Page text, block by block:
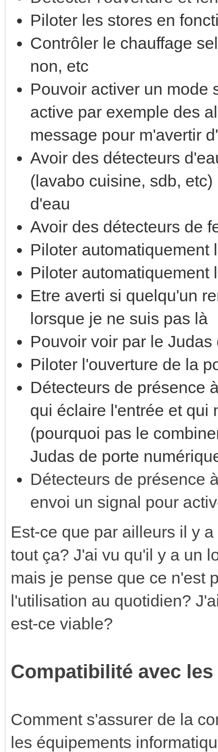
Piloter les stores en
Contrôler le chauffage
non, etc
Pouvoir activer un mode
active par exemple des
message pour m'avertir
Avoir des détecteurs
(lavabo cuisine, sdb,
d'eau
Avoir des détecteurs de
Piloter automatiquement
Piloter automatiquement
Etre averti si quelqu'un
lorsque je ne suis pas là
Pouvoir voir par le
Piloter l'ouverture de la
Détecteurs de présence
qui éclaire l'entrée et qui
(pourquoi pas le
Judas de porte
Détecteurs de présence
envoi un signal pour
Est-ce que par ailleurs il y
tout ça? J'ai vu qu'il y a un
mais je pense que ce n'est
l'utilisation au quotidien?
est-ce viable?
Compatibilité avec
Comment s'assurer de la
les équipements